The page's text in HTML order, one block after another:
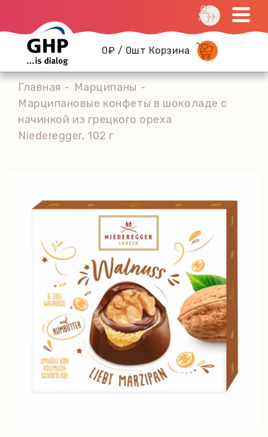
0₽ / 0шт Корзина
Главная
Марципаны
Марципановые конфеты в шоколаде с
начинкой из грецкого ореха
Niederegger, 102 г